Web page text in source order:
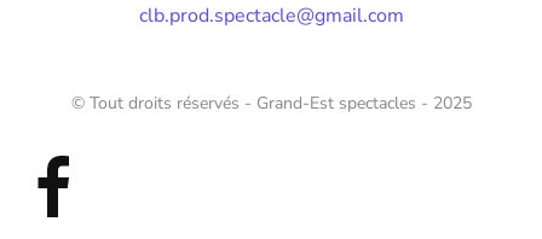
clb.prod.spectacle@gmail.com
© Tout droits réservés - Grand-Est spectacles - 2025